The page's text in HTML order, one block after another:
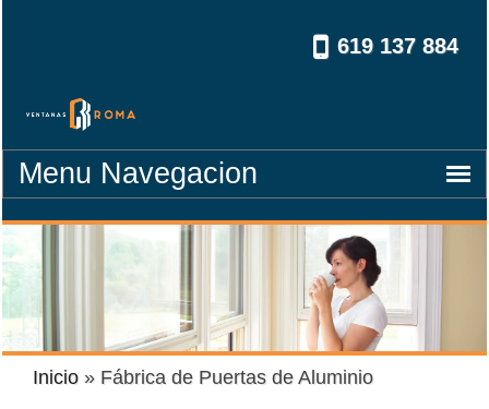
619 137 884
navegacion
Inicio» Fábrica de Puertas de Aluminio